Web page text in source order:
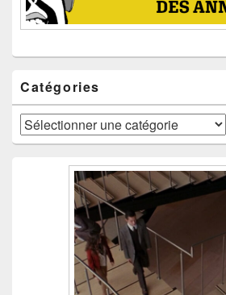
Catégories
Catégories